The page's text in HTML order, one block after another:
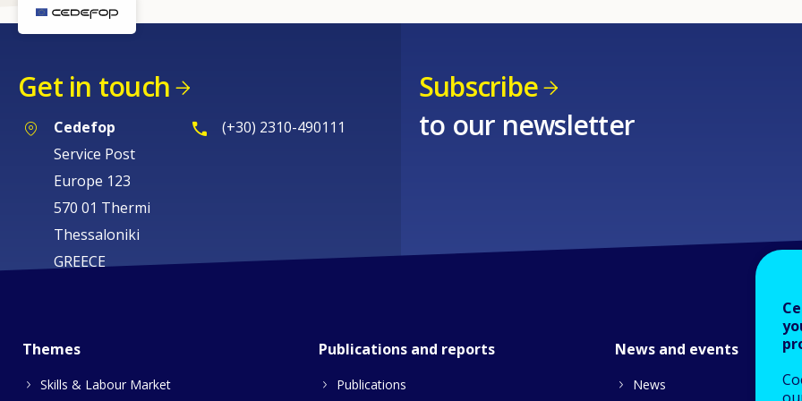
Get in touch
Cedefop
Service Post
Europe 123
570 01 Thermi
Thessaloniki
GREECE
(+30) 2310-490111
Subscribe
to our newsletter
Themes
Skills & Labour Market
Publications and reports
Publications
News and events
News